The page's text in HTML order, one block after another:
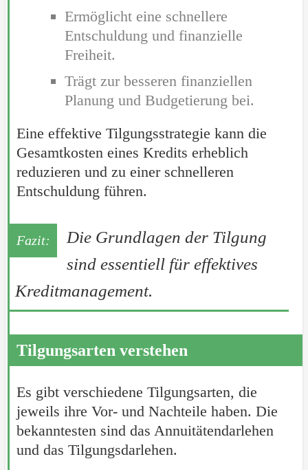
Ermöglicht eine schnellere
Entschuldung und finanzielle
Freiheit.
Trägt zur besseren finanziellen
Planung und Budgetierung bei.
Eine effektive Tilgungsstrategie kann die
Gesamtkosten eines Kredits erheblich
reduzieren und zu einer schnelleren
Entschuldung führen.
Die Grundlagen der Tilgung
sind essentiell für effektives
Kreditmanagement.
Tilgungsarten verstehen
Es gibt verschiedene Tilgungsarten, die
jeweils ihre Vor- und Nachteile haben. Die
bekanntesten sind das Annuitätendarlehen
und das Tilgungsdarlehen.